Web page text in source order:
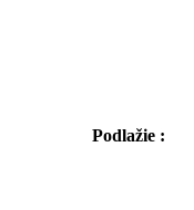
Podlažie :